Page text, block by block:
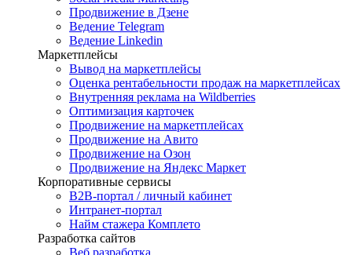
Продвижение в Дзене
Ведение Telegram
Ведение Linkedin
Маркетплейсы
Вывод на маркетплейсы
Оценка рентабельности продаж на маркетплейсах
Внутренняя реклама на Wildberries
Оптимизация карточек
Продвижение на маркетплейсах
Продвижение на Авито
Продвижение на Озон
Продвижение на Яндекс Маркет
Корпоративные сервисы
B2B-портал / личный кабинет
Интранет-портал
Найм стажера Комплето
Разработка сайтов
Веб разработка